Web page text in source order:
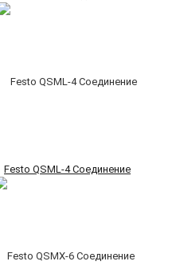
Festo QSML-4 Соединение